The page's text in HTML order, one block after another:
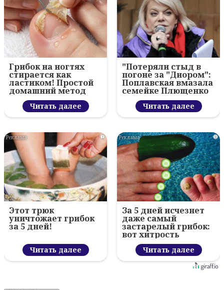
Грибок на ногтях
стирается как
ластиком! Простой
домашний метод
Читать далее
"Потеряли стыд в
погоне за "Диором":
Поплавская вмазала
семейке Плющенко
Читать далее
i
Этот трюк
уничтожает грибок
за 5 дней!
Читать далее
i
За 5 дней исчезнет
даже самый
застарелый грибок:
вот хитрость
Читать далее